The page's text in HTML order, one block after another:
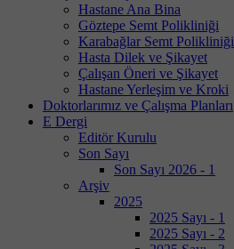
Hastane Ana Bina
Göztepe Semt Polikliniği
Karabağlar Semt Polikliniği
Hasta Dilek ve Şikayet
Çalışan Öneri ve Şikayet
Hastane Yerleşim ve Kroki
Doktorlarımız ve Çalışma Planları
E Dergi
Editör Kurulu
Son Sayı
Son Sayı 2026 - 1
Arşiv
2025
2025 Sayı - 1
2025 Sayı - 2